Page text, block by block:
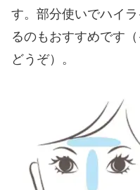
す。部分使いでハイ
るのもおすすめです
どうぞ）。